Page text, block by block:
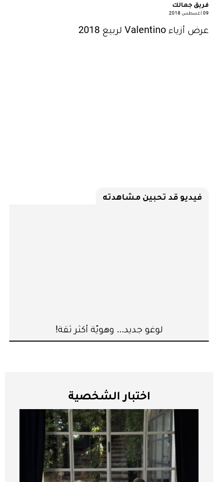
فريق جمالك
09 أغسطس 2018
عرض أزياء Valentino لربيع 2018
فيديو قد تحبين مشاهدته
لوغو جديد... وهويّة أكثر ثقة!
اختبار الشخصية